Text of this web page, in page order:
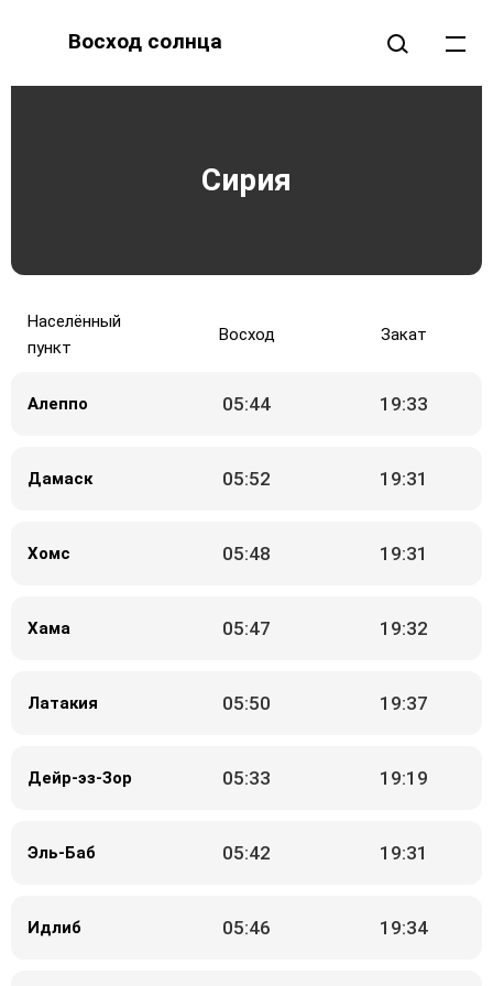
Восход солнца
Сирия
Населённый
пункт
Восход Закат
Алеппо 05:44 19:33
Дамаск 05:52 19:31
Хомс 05:48 19:31
Хама 05:47 19:32
Латакия 05:50 19:37
Дейр-эз-Зор 05:33 19:19
Эль-Баб 05:42 19:31
Идлиб 05:46 19:34